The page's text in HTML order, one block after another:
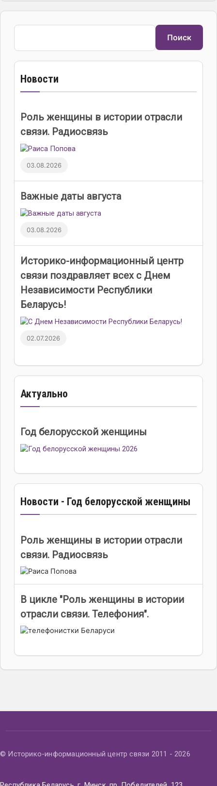
Поиск
Поиск
Новости
Роль женщины в истории отрасли
связи. Радиосвязь
03.08.2026
Важные даты августа
03.08.2026
Историко-информационный центр
связи поздравляет всех с Днем
Независимости Республики
Беларусь!
02.07.2026
Актуально
Год белорусской женщины
Новости - Год белорусской женщины
Роль женщины в истории отрасли
связи. Радиосвязь
В цикле "Роль женщины в истории
отрасли связи. Телефония".
© Историко-информационный центр связи 2011 - 2026